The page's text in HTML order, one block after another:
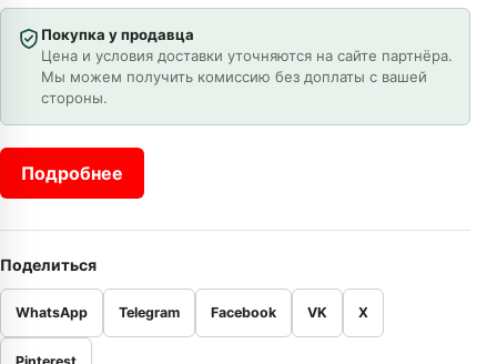
Покупка у продавца
Цена и условия доставки уточняются на сайте партнёра.
Мы можем получить комиссию без доплаты с вашей
стороны.
Подробнее
Поделиться
WhatsApp Telegram Facebook VK X